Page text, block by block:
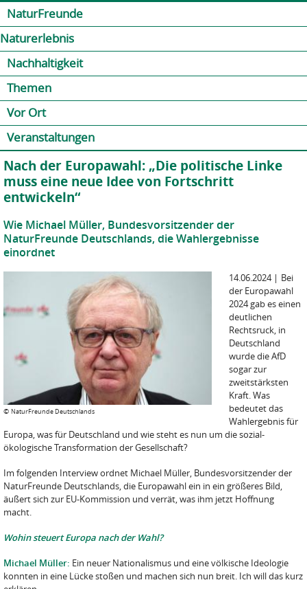
NaturFreunde
Naturerlebnis
Nachhaltigkeit
Themen
Vor Ort
Veranstaltungen
Nach der Europawahl: „Die politische Linke
muss eine neue Idee von Fortschritt
entwickeln“
Wie Michael Müller, Bundesvorsitzender der
NaturFreunde Deutschlands, die Wahlergebnisse
einordnet
© NaturFreunde Deutschlands
14.06.2024| Bei
der Europawahl
2024 gab es einen
deutlichen
Rechtsruck, in
Deutschland
wurde die AfD
sogar zur
zweitstärksten
Kraft. Was
bedeutet das
Wahlergebnis für
Europa, was für Deutschland und wie steht es nun um die sozial-
ökologische Transformation der Gesellschaft?
Im folgenden Interview ordnet Michael Müller, Bundesvorsitzender der
NaturFreunde Deutschlands, die Europawahl ein in ein größeres Bild,
äußert sich zur EU-Kommission und verrät, was ihm jetzt Hoffnung
macht.
Wohin steuert Europa nach der Wahl?
Michael Müller: Ein neuer Nationalismus und eine völkische Ideologie
konnten in eine Lücke stoßen und machen sich nun breit. Ich will das kurz